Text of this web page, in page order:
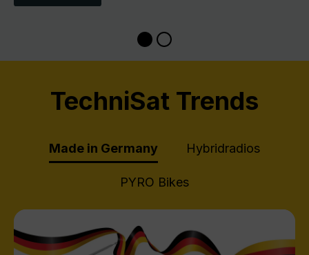
TechniSat Trends
Made in Germany Hybridradios
PYRO Bikes